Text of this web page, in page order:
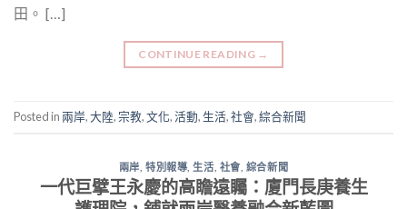
田。 […]
CONTINUE READING →
Posted in兩岸,大陸,宗教,文化,活動,生活,社會,綜合新聞
兩岸 ,特別報導 ,生活 社會, 綜合新聞
一代巨擘王永慶的高瞻遠矚：廈門長庚養生